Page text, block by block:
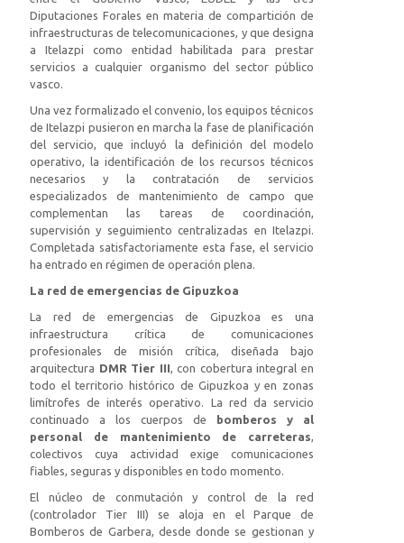
Diputaciones Forales en materia de compartición de
infraestructuras de telecomunicaciones, y que designa
a Itelazpi como entidad habilitada para prestar
servicios a cualquier organismo del sector público
vasco.
Una vez formalizado el convenio, los equipos técnicos
de Itelazpi pusieron en marcha la fase de planificación
del servicio, que incluyó la definición del modelo
operativo, la identificación de los recursos técnicos
necesarios y la contratación de servicios
especializados de mantenimiento de campo que
complementan las tareas de coordinación,
supervisión y seguimiento centralizadas en Itelazpi.
Completada satisfactoriamente esta fase, el servicio
ha entrado en régimen de operación plena.
La red de emergencias de Gipuzkoa
La red de emergencias de Gipuzkoa es una
infraestructura crítica de comunicaciones
profesionales de misión crítica, diseñada bajo
arquitectura DMR Tier III, con cobertura integral en
todo el territorio histórico de Gipuzkoa y en zonas
limítrofes de interés operativo. La red da servicio
continuado a los cuerpos de
bomberos y al
personal de mantenimiento de carreteras,
colectivos cuya actividad exige comunicaciones
fiables, seguras y disponibles en todo momento.
El núcleo de conmutación y control de la red
(controlador Tier III) se aloja en el Parque de
Bomberos de Garbera, desde donde se gestionan y